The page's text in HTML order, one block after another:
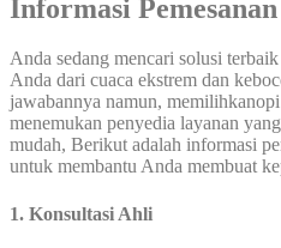
Informasi
Anda sedang mencari solusi
Anda dari cuaca ekstrem dan
jawabannya namun,
menemukan penyedia layanan
mudah, Berikut adalah informasi
untuk membantu Anda membuat
1. Konsultasi Ahli